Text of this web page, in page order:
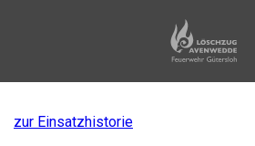
zur Einsatzhistorie